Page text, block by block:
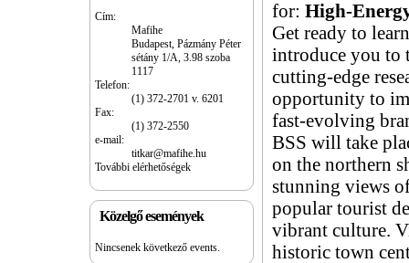
Cím:
Mafihe
Budapest, Pázmány Péter
sétány 1/A, 3.98 szoba
1117
Telefon:
(1) 372-2701 v. 6201
Fax:
(1) 372-2550
e-mail:
titkar@mafihe.hu
További elérhetőségek
Közelgő események
Nincsenek következő events.
for:High-
Get ready to
introduce you to
cutting-edge
opportunity to
fast-evolving
BSS will take
on the northern
stunning views
popular tourist
vibrant culture.
historic town